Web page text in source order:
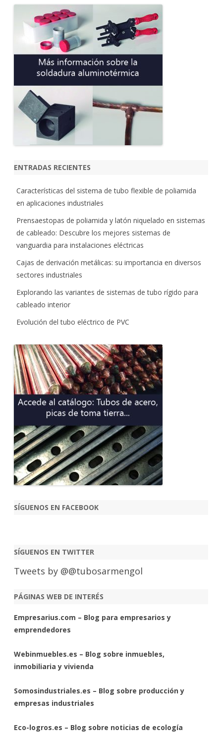
ENTRADAS RECIENTES
Características del sistema de tubo flexible de poliamida
en aplicaciones industriales
Prensaestopas de poliamida y latón niquelado en sistemas
de cableado: Descubre los mejores sistemas de
vanguardia para instalaciones eléctricas
Cajas de derivación metálicas: su importancia en diversos
sectores industriales
Explorando las variantes de sistemas de tubo rígido para
cableado interior
Evolución del tubo eléctrico de PVC
SÍGUENOS EN FACEBOOK
SÍGUENOS EN TWITTER
Tweets by @@tubosarmengol
PÁGINAS WEB DE INTERÉS
Empresarius.com – Blog para empresarios y
emprendedores
Webinmuebles.es – Blog sobre inmuebles,
inmobiliaria y vivienda
Somosindustriales.es – Blog sobre producción y
empresas industriales
Eco-logros.es – Blog sobre noticias de ecología